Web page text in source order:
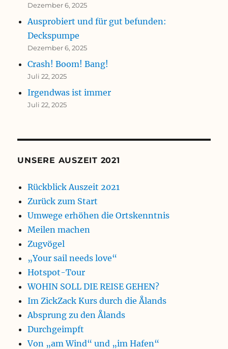
Dezember 6, 2025
Ausprobiert und für gut befunden:
Deckspumpe
Dezember 6, 2025
Crash! Boom! Bang!
Juli 22, 2025
Irgendwas ist immer
Juli 22, 2025
UNSERE AUSZEIT 2021
Rückblick Auszeit 2021
Zurück zum Start
Umwege erhöhen die Ortskenntnis
Meilen machen
Zugvögel
„Your sail needs love“
Hotspot-Tour
WOHIN SOLL DIE REISE GEHEN?
Im ZickZack Kurs durch die Ålands
Absprung zu den Ålands
Durchgeimpft
Von „am Wind“ und „im Hafen“